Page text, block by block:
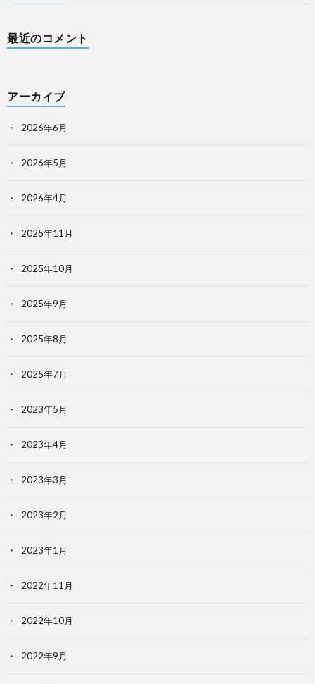
最近のコメント
アーカイブ
2026年6月
2026年5月
2026年4月
2025年11月
2025年10月
2025年9月
2025年8月
2025年7月
2023年5月
2023年4月
2023年3月
2023年2月
2023年1月
2022年11月
2022年10月
2022年9月